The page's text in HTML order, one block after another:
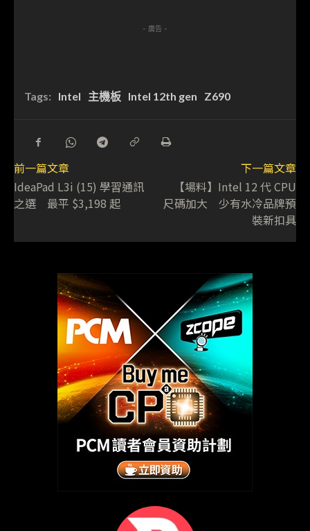
- 廣告 -
Tags: Intel 主機板 Intel 12th gen Z690
前一篇文章
IdeaPad L3i (15) 學習通訊
之選 最平 $3,198 起
下一篇文章
【場料】Intel 12 代 CPU
尺碼加大 少有水冷品牌預
裝新扣具